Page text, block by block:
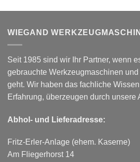
WIEGAND
Seit 1985 sind wir Ihr Partner, wenn
gebrauchte Werkzeugmaschinen
geht. Wir haben das fachliche
Erfahrung, überzeugen durch unsere
Abhol- und Lieferadresse:
Fritz-Erler-Anlage (ehem. Kaserne)
Am Fliegerhorst 14